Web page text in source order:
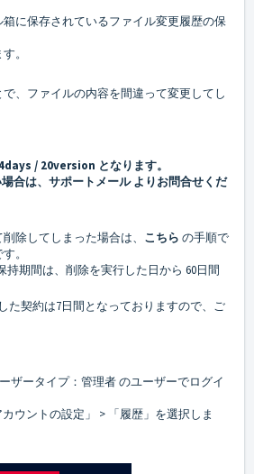
に保存されているファイル変更履歴の保
。
、ファイルの内容を間違って変更してし
/ 20version となります。
合は、 サポートメールよりお問合せくだ
除してしまった場合は、 こちら の手順で
。
持期間は、削除を実行した日から 60日間
た契約は7日間となっておりますので、ご
ザータイプ：管理者 のユーザーでログイ
ウントの設定」 > 「履歴」を選択しま